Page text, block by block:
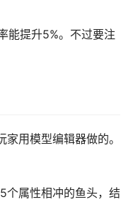
能提升5%。不过要注
用模型编辑器做的。
个属性相冲的鱼头，结